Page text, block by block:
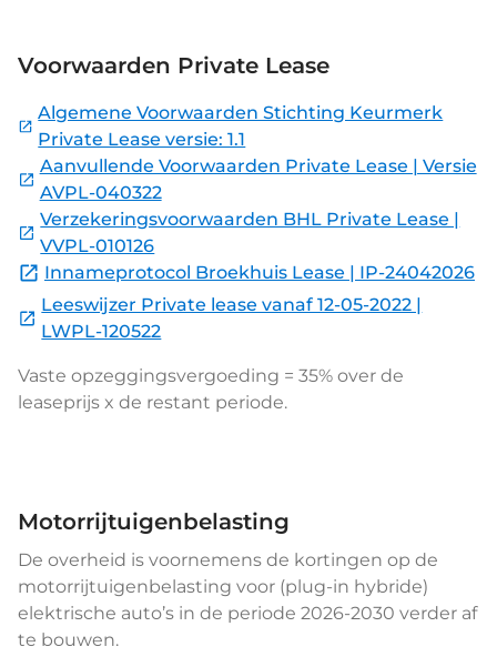
Voorwaarden Private Lease
Algemene Voorwaarden Stichting Keurmerk
Private Lease versie: 1.1
Aanvullende Voorwaarden Private Lease | Versie
AVPL-040322
Verzekeringsvoorwaarden BHL Private Lease |
VVPL-010126
Innameprotocol Broekhuis Lease | IP-24042026
Leeswijzer Private lease vanaf 12-05-2022 |
LWPL-120522
Vaste opzeggingsvergoeding = 35% over de
leaseprijs x de restant periode.
Motorrijtuigenbelasting
De overheid is voornemens de kortingen op de
motorrijtuigenbelasting voor (plug-in hybride)
elektrische auto’s in de periode 2026-2030 verder af
te bouwen.